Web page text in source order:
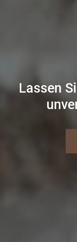
Lassen